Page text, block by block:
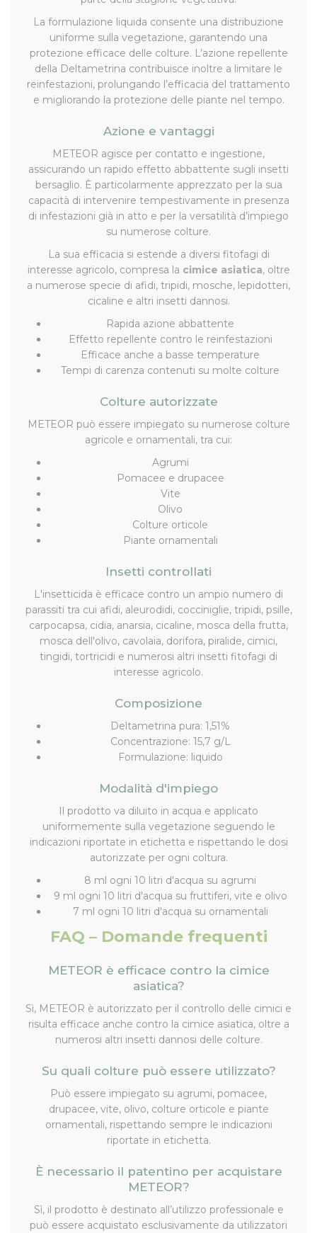
La formulazione liquida consente una distribuzione
uniforme sulla vegetazione, garantendo una
protezione efficace delle colture. L’azione repellente
della Deltametrina contribuisce inoltre a limitare le
reinfestazioni, prolungando l’efficacia del trattamento
e migliorando la protezione delle piante nel tempo.
Azione e vantaggi
METEOR agisce per contatto e ingestione,
assicurando un rapido effetto abbattente sugli insetti
bersaglio. È particolarmente apprezzato per la sua
capacità di intervenire tempestivamente in presenza
di infestazioni già in atto e per la versatilità d’impiego
su numerose colture.
La sua efficacia si estende a diversi fitofagi di
interesse agricolo, compresa la cimice asiatica, oltre
a numerose specie di afidi, tripidi, mosche, lepidotteri,
cicaline e altri insetti dannosi.
Rapida azione abbattente
Effetto repellente contro le reinfestazioni
Efficace anche a basse temperature
Tempi di carenza contenuti su molte colture
Colture autorizzate
METEOR può essere impiegato su numerose colture
agricole e ornamentali, tra cui:
Agrumi
Pomacee e drupacee
Vite
Olivo
Colture orticole
Piante ornamentali
Insetti controllati
L'insetticida è efficace contro un ampio numero di
parassiti tra cui afidi, aleurodidi, cocciniglie, tripidi, psille,
carpocapsa, cidia, anarsia, cicaline, mosca della frutta,
mosca dell'olivo, cavolaia, dorifora, piralide, cimici,
tingidi, tortricidi e numerosi altri insetti fitofagi di
interesse agricolo.
Composizione
Deltametrina pura: 1,51%
Concentrazione: 15,7 g/L
Formulazione: liquido
Modalità d'impiego
Il prodotto va diluito in acqua e applicato
uniformemente sulla vegetazione seguendo le
indicazioni riportate in etichetta e rispettando le dosi
autorizzate per ogni coltura.
8 ml ogni 10 litri d'acqua su agrumi
9 ml ogni 10 litri d'acqua su fruttiferi, vite e olivo
7 ml ogni 10 litri d'acqua su ornamentali
FAQ – Domande frequenti
METEOR è efficace contro la cimice
asiatica?
Sì, METEOR è autorizzato per il controllo delle cimici e
risulta efficace anche contro la cimice asiatica, oltre a
numerosi altri insetti dannosi delle colture.
Su quali colture può essere utilizzato?
Può essere impiegato su agrumi, pomacee,
drupacee, vite, olivo, colture orticole e piante
ornamentali, rispettando sempre le indicazioni
riportate in etichetta.
È necessario il patentino per acquistare
METEOR?
Sì, il prodotto è destinato all’utilizzo professionale e
può essere acquistato esclusivamente da utilizzatori